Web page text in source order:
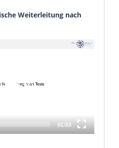
Weiterleitung nach
01:03